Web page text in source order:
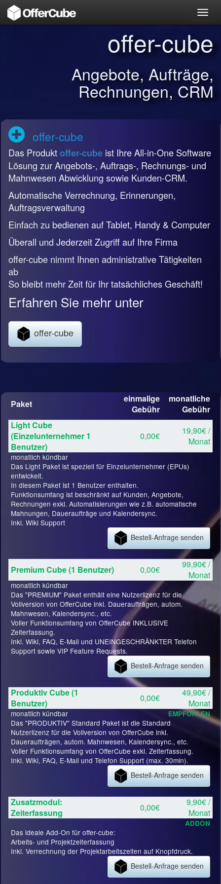
offer-cube
Angebote, Aufträge,
Rechnungen, CRM
offer-cube
Das Produktoffer-cube ist Ihre All-in-One Software
Lösung zur Angebots-, Auftrags-, Rechnungs- und
Mahnwesen Abwicklung sowie Kunden-CRM.
Automatische Verrechnung, Erinnerungen,
Auftragsverwaltung
Einfach zu bedienen auf Tablet, Handy & Computer
Überall und Jederzeit Zugriff auf Ihre Firma
offer-cube nimmt Ihnen administrative Tätigkeiten
ab
So bleibt mehr Zeit für Ihr tatsächliches Geschäft!
Erfahren Sie mehr unter
offer-cube
Paket
einmalige
Gebühr
monatliche
Gebühr
Light Cube
(Einzelunternehmer 1
Benutzer)
0,00€
19,90€ /
Monat
monatlich kündbar
Das Light Paket ist speziell für Einzelunternehmer (EPUs)
entwickelt.
In diesem Paket ist 1 Benutzer enthalten.
Funktionsumfang ist beschränkt auf Kunden, Angebote,
Rechnungen exkl. Automatisierungen wie z.B. automatische
Mahnungen, Daueraufträge und Kalendersync.
Inkl. Wiki Support
Bestell-Anfrage senden
Premium Cube (1 Benutzer) 0,00€
99,90€ /
Monat
monatlich kündbar
Das "PREMIUM" Paket enthält eine Nutzerlizenz für die
Vollversion von OfferCube inkl. Daueraufträgen, autom.
Mahnwesen, Kalendersync., etc.
Voller Funktionsumfang von OfferCube INKLUSIVE
Zeiterfassung.
Inkl. Wiki, FAQ, E-Mail und UNEINGESCHRÄNKTER Telefon
Support sowie VIP Feature Requests.
Bestell-Anfrage senden
Produktiv Cube (1
Benutzer)
0,00€
49,90€ /
Monat
monatlich kündbar EMPFOHLEN
Das "PRODUKTIV" Standard Paket ist die Standard
Nutzerlizenz für die Vollversion von OfferCube inkl.
Daueraufträgen, autom. Mahnwesen, Kalendersync., etc.
Voller Funktionsumfang von OfferCube exkl. Zeiterfassung.
Inkl. Wiki, FAQ, E-Mail und Telefon Support (max. 30min).
Bestell-Anfrage senden
Zusatzmodul:
Zeiterfassung
0,00€
9,90€ /
Monat
ADDON
Das ideale Add-On für offer-cube:
Arbeits- und Projektzeiterfassung
Inkl. Verrechnung der Projektarbeitszeiten auf Knopfdruck.
Bestell-Anfrage senden